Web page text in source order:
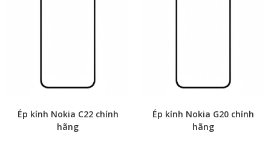
Ép kính Nokia C22 chính
hãng
Ép kính Nokia G20 chính
hãng